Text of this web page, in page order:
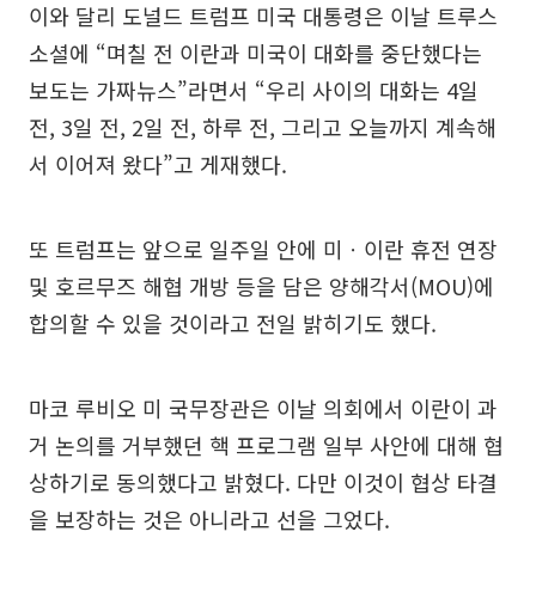
이와 달리 도널드 트럼프 미국 대통령은 이날 트루스
소셜에 “며칠 전 이란과 미국이 대화를 중단했다는
보도는 가짜뉴스”라면서 “우리 사이의 대화는 4일
전, 3일 전, 2일 전, 하루 전, 그리고 오늘까지 계속해
서 이어져 왔다”고 게재했다.
또 트럼프는 앞으로 일주일 안에 미ㆍ이란 휴전 연장
및 호르무즈 해협 개방 등을 담은 양해각서(MOU)에
합의할 수 있을 것이라고 전일 밝히기도 했다.
마코 루비오 미 국무장관은 이날 의회에서 이란이 과
거 논의를 거부했던 핵 프로그램 일부 사안에 대해 협
상하기로 동의했다고 밝혔다. 다만 이것이 협상 타결
을 보장하는 것은 아니라고 선을 그었다.